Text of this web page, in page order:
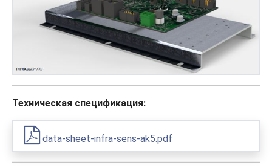
Техническая спецификация:
data-sheet-infra-sens-ak5.pdf